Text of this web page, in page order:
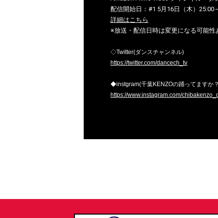
配信開始日：#1 5月16日（木）25:00
詳細はこちら
※放送・配信日時は変更になる可能性
◇Twitter(ダンスチャンネル)
https://twitter.com/dancech_tv
◆instgram(千葉KENZOの踊ってますか
https://www.instagram.com/